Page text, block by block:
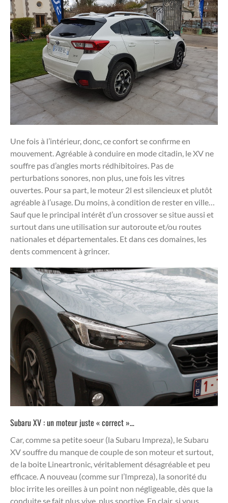
Une fois à l’intérieur, donc, ce confort se confirme en
mouvement. Agréable à conduire en mode citadin, le XV ne
souffre pas d’angles morts rédhibitoires. Pas de
perturbations sonores, non plus, une fois les vitres
ouvertes. Pour sa part, le moteur 2l est silencieux et plutôt
agréable à l’usage. Du moins, à condition de rester en ville…
Sauf que le principal intérêt d’un crossover se situe aussi et
surtout dans une utilisation sur autoroute et/ou routes
nationales et départementales. Et dans ces domaines, les
dents commencent à grincer.
Subaru XV : un moteur juste « correct »…
Car, comme sa petite soeur (la Subaru Impreza), le Subaru
XV souffre du manque de couple de son moteur et surtout,
de la boite Lineartronic, véritablement désagréable et peu
efficace. A nouveau (comme sur l’Impreza), la sonorité du
bloc irrite les oreilles à un point non négligeable, dès que la
conduite se fait plus vive, plus sportive. En clair, si vous